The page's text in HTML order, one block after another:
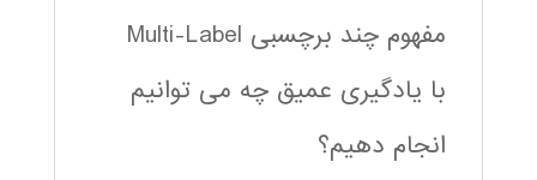
مفهوم چند برچسبی Multi-Label
با یادگیری عمیق چه می توانیم
انجام دهیم؟